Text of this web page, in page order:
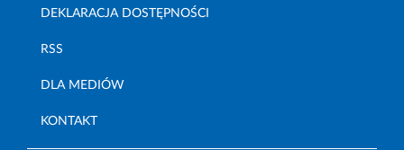
DEKLARACJA DOSTĘPNOŚCI
RSS
DLA MEDIÓW
KONTAKT